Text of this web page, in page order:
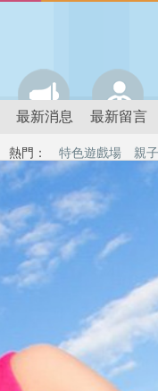
最新消息 最新留言
熱門： 特色遊戲場 親